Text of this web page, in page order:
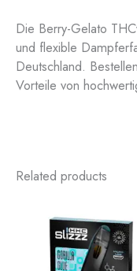
Die Berry-Gelato
und flexible
Deutschland.
Vorteile von
Related products